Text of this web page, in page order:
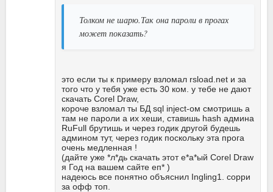
Толком не шарю.Так она пароли в прогах
может показать?
это если ты к примеру взломал rsload.net и за
того что у тебя уже есть 30 ком. у тебе не дают
скачать Corel Draw,
короче взломал ты БД sql inject-ом смотришь а
там не пароли а их хеши, ставишь hash админа
RuFull брутишь и через годик другой будешь
админом тут, через годик поскольку эта прога
очень медленная !
(дайте уже *л*дь скачать этот е*а*ый Corel Draw
я Год на вашем сайте еп* )
надеюсь все понятно объяснил Ingling1. сорри
за офф топ.